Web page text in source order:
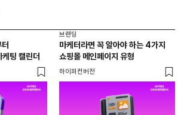
팅 캘린더
브랜딩
마케터라면 꼭 알아야 하는 4가지
쇼핑몰 메인페이지 유형
하이퍼컨버전